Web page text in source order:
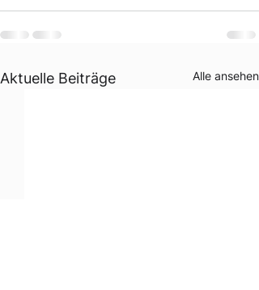
Aktuelle Beiträge Alle ansehen